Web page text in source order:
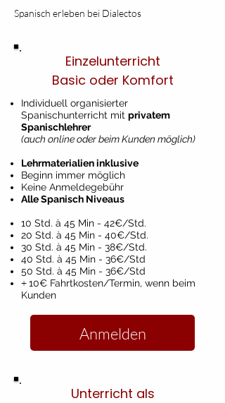
Spanisch erleben bei Dialectos
Einzelunterricht
Basic oder Komfort
Individuell organisierter
Spanischunterricht mit privatem
Spanischlehrer
(auch online oder beim Kunden möglich)
Lehrmaterialien inklusive
Beginn immer möglich
Keine Anmeldegebühr
Alle Spanisch Niveaus
10 Std. à 45 Min - 42€/Std.
20 Std. à 45 Min - 40€/Std.
30 Std. à 45 Min - 38€/Std.
40 Std. à 45 Min - 36€/Std
50 Std. à 45 Min - 36€/Std
+10€ Fahrtkosten/Termin, wenn beim
Kunden​
Anmelden
Unterricht als